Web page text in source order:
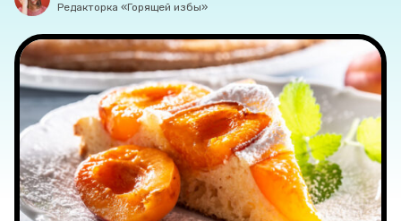
Соцсети
Редакторка «Горящей избы»